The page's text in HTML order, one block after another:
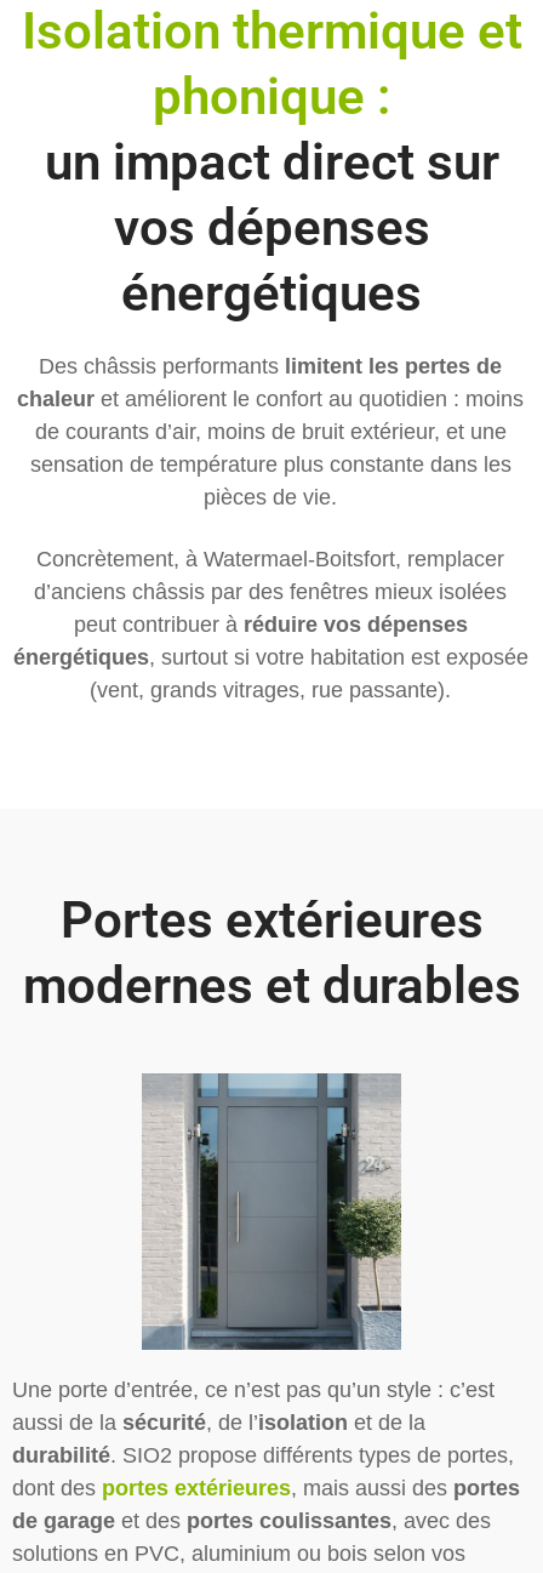
Isolation thermique et
phonique :
un impact direct sur
vos dépenses
énergétiques
Des châssis performants limitent les pertes de
chaleur et améliorent le confort au quotidien : moins
de courants d’air, moins de bruit extérieur, et une
sensation de température plus constante dans les
pièces de vie.
Concrètement, à Watermael-Boitsfort, remplacer
d’anciens châssis par des fenêtres mieux isolées
peut contribuer à réduire vos dépenses
énergétiques, surtout si votre habitation est exposée
(vent, grands vitrages, rue passante).
Portes extérieures
modernes et durables
Une porte d’entrée, ce n’est pas qu’un style : c’est
aussi de la sécurité, de l’isolation et de la
durabilité. SIO2 propose différents types de portes,
dont des portes extérieures, mais aussi des portes
de garage et des portes coulissantes, avec des
solutions en PVC, aluminium ou bois selon vos